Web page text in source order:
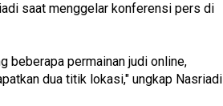
saat menggelar konferensi pers di
beberapa permainan judi online,
dua titik lokasi," ungkap Nasriadi